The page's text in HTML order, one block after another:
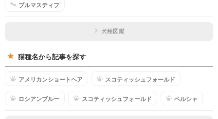
ブルマスティフ
犬種図鑑
猫種名から記事を探す
アメリカンショートヘア スコティッシュフォールド
ロシアンブルー スコティッシュフォールド ペルシャ